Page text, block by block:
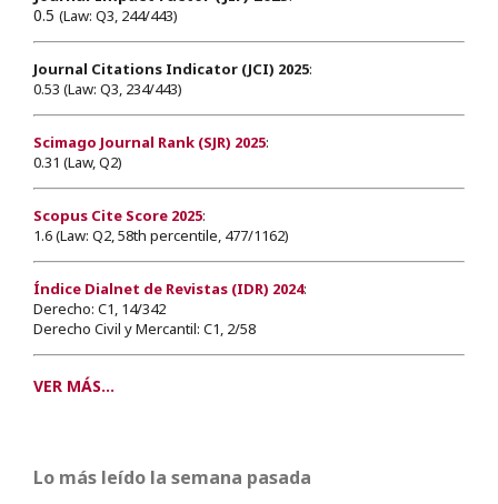
0.5 (Law: Q3, 244/443)
Journal Citations Indicator (JCI) 2025:
0.53 (Law: Q3, 234/443)
Scimago Journal Rank (SJR) 2025:
0.31 (Law, Q2)
Scopus Cite Score 2025:
1.6 (Law: Q2, 58th percentile, 477/1162)
Índice Dialnet de Revistas (IDR) 2024:
Derecho: C1, 14/342
Derecho Civil y Mercantil: C1, 2/58
VER MÁS...
Lo más leído la semana pasada